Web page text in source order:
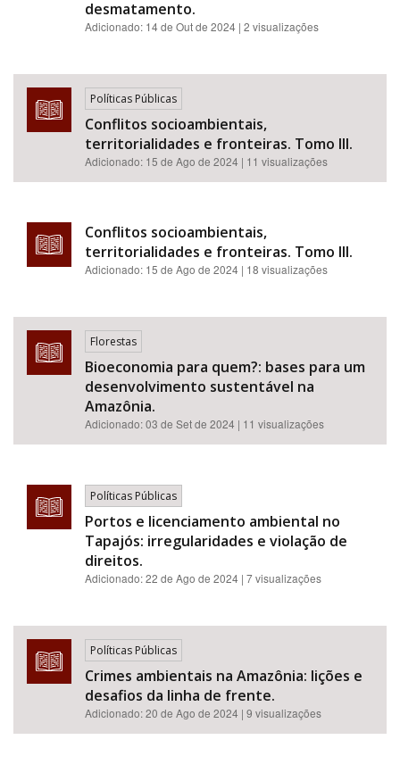
desmatamento.
Adicionado: 14 de Out de 2024 | 2 visualizações
Políticas Públicas
Conflitos socioambientais,
territorialidades e fronteiras. Tomo III.
Adicionado: 15 de Ago de 2024 | 11 visualizações
Conflitos socioambientais,
territorialidades e fronteiras. Tomo III.
Adicionado: 15 de Ago de 2024 | 18 visualizações
Florestas
Bioeconomia para quem?: bases para um
desenvolvimento sustentável na
Amazônia.
Adicionado:03 de Set de 2024 | 11 visualizações
Políticas Públicas
Portos e licenciamento ambiental no
Tapajós: irregularidades e violação de
direitos.
Adicionado:22 de Ago de 2024 | 7 visualizações
Políticas Públicas
Crimes ambientais na Amazônia: lições e
desafios da linha de frente.
Adicionado:20 de Ago de 2024 | 9 visualizações